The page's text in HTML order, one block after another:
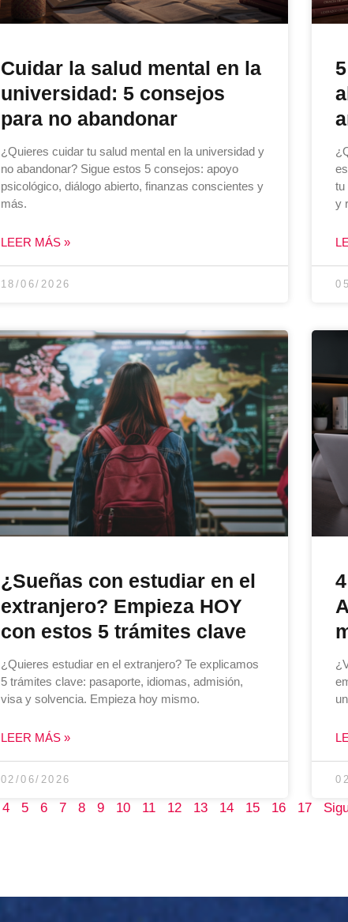
Cuidar la salud mental en la
universidad: 5 consejos
para no abandonar
¿Quieres cuidar tu salud mental en la universidad y
no abandonar? Sigue estos 5 consejos: apoyo
psicológico, diálogo abierto, finanzas conscientes y
más.
LEER MÁS »
18/06/2026
tu
y
¿Sueñas con estudiar en el
extranjero? Empieza HOY
con estos 5 trámites clave
¿Quieres estudiar en el extranjero? Te explicamos
5 trámites clave: pasaporte, idiomas, admisión,
visa y solvencia. Empieza hoy mismo.
LEER MÁS »
02/06/2026
4 5 6 7 8 9 10 11 12 13 14 15 16 17